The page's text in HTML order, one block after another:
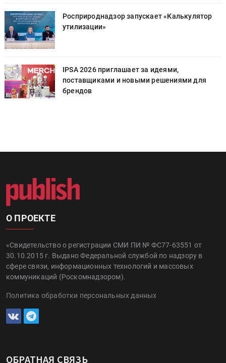
Росприроднадзор запускает «Калькулятор
утилизации»
IPSA 2026 приглашает за идеями,
поставщиками и новыми решениями для
брендов
О ПРОЕКТЕ
«Свидетельство о регистрации СМИ ПИ № ФС77-63551 от
30.10.2015 г. Выдано Федеральной службой по надзору в
сфере связи, информационных технологий и массовых
коммуникаций (Роскомнадзором).
Политика обработки персональных данных
ОБРАТНАЯ СВЯЗЬ